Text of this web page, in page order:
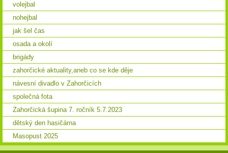
volejbal
nohejbal
jak šel čas
osada a okolí
brigády
zahorčické aktuality,aneb co se kde děje
návesní divadlo v Zahorčicích
společná fota
Zahorčická šupina 7. ročník 5.7.2023
dětský den hasičárna
Masopust 2025